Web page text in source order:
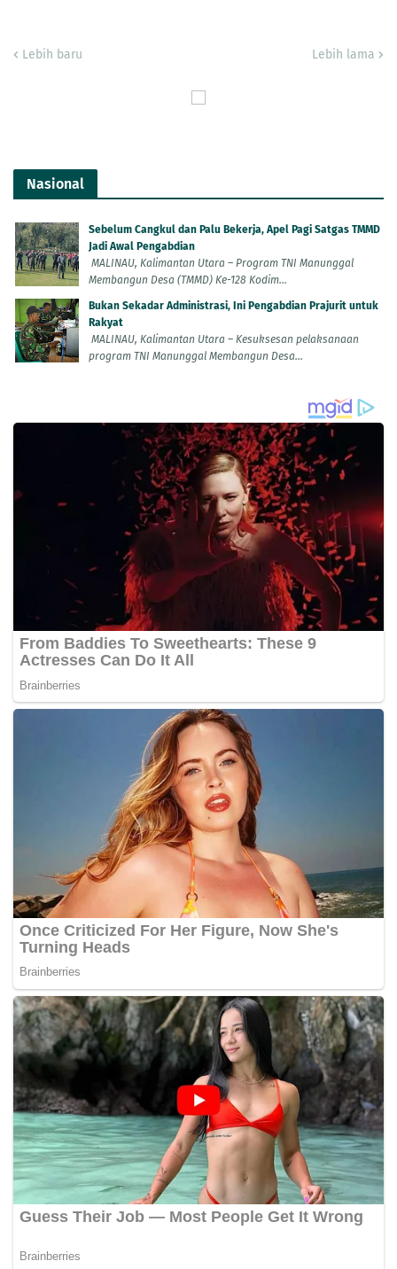
Lebih baru Lebih lama
Nasional
Sebelum Cangkul dan Palu Bekerja, Apel Pagi Satgas TMMD
Jadi Awal Pengabdian
MALINAU, Kalimantan Utara – Program TNI Manunggal
Membangun Desa (TMMD) Ke-128 Kodim...
Bukan Sekadar Administrasi, Ini Pengabdian Prajurit untuk
Rakyat
MALINAU, Kalimantan Utara – Kesuksesan pelaksanaan
program TNI Manunggal Membangun Desa...